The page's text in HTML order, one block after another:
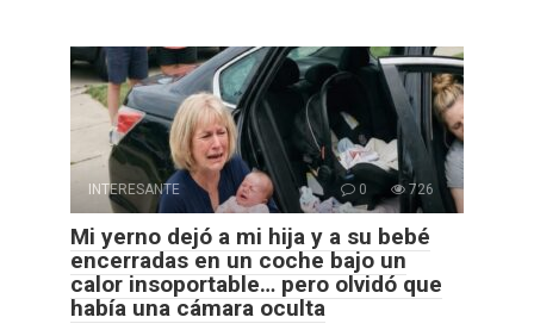
INTERESANTE 0 726
Mi yerno dejó a mi hija y a su bebé
encerradas en un coche bajo un
calor insoportable… pero olvidó que
había una cámara oculta